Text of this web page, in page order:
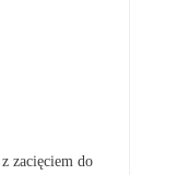
zacięciem do